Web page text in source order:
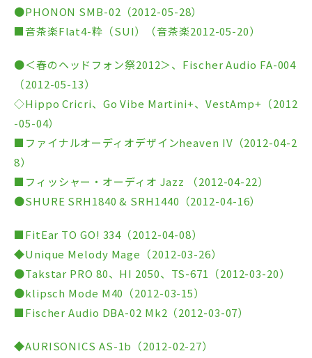
●PHONON SMB-02（2012-05-28）
■音茶楽Flat4-粋（SUI）（音茶楽2012-05-20）
●＜春のヘッドフォン祭2012＞、Fischer Audio FA-004
（2012-05-13）
◇Hippo Cricri、Go Vibe Martini+、VestAmp+（2012
-05-04）
■ファイナルオーディオデザインheaven IV（2012-04-2
8）
■フィッシャー・オーディオ Jazz （2012-04-22）
●SHURE SRH1840 & SRH1440（2012-04-16）
■FitEar TO GO! 334（2012-04-08）
◆Unique Melody Mage（2012-03-26）
●Takstar PRO 80、HI 2050、TS-671（2012-03-20）
●klipsch Mode M40（2012-03-15）
■Fischer Audio DBA-02 Mk2（2012-03-07）
◆AURISONICS AS-1b（2012-02-27）